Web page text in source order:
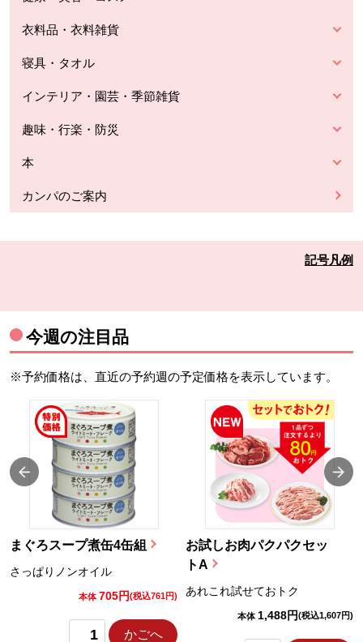
衣料品・衣料雑貨
寝具・タオル
インテリア・園芸・季節雑貨
趣味・行楽・防災
本
カンパのご案内
記号凡例
今週の注目品
※予約価格は、直近の予約週の予定価格を表示しています。
まぐろスープ煮缶4缶組
さっぱりノンオイル
本体 705円(税込761円)
かごへ
お試しお肉パクパクセッ
トA
あれこれ試せておトク
本体 1,488円(税込1,607円)